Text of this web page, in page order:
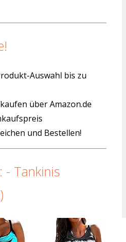
Auswahl bis zu
über Amazon.de
und Bestellen!
- Tankinis